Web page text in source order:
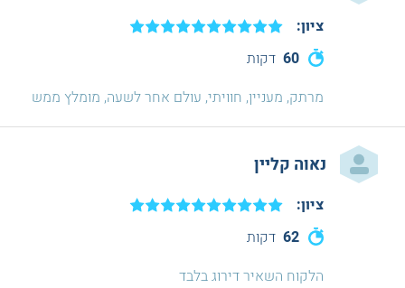
60 דקות
ציון:
מרתק, מעניין, חוויתי, עולם אחר לשעה, מומלץ ממש
נאוה קליין
62 דקות
ציון:
הלקוח השאיר דירוג בלבד